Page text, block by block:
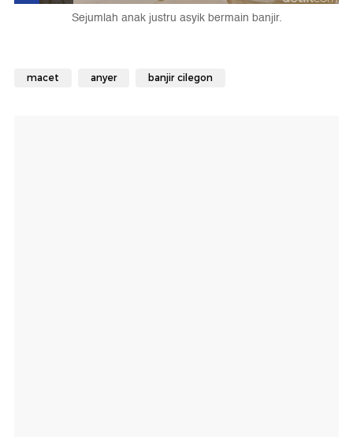
Sejumlah anak justru asyik bermain banjir.
macet anyer banjir cilegon